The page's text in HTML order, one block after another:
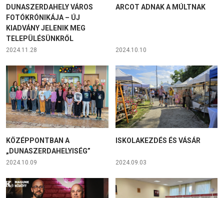
DUNASZERDAHELY VÁROS
FOTÓKRÓNIKÁJA – ÚJ
KIADVÁNY JELENIK MEG
TELEPÜLÉSÜNKRŐL
2024.11.28
ARCOT ADNAK A MÚLTNAK
2024.10.10
KÖZÉPPONTBAN A
„DUNASZERDAHELYISÉG”
2024.10.09
ISKOLAKEZDÉS ÉS VÁSÁR
2024.09.03